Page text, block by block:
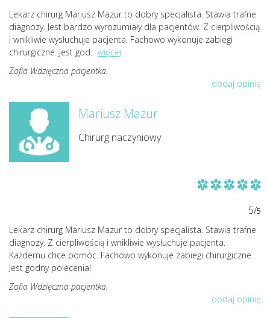
Lekarz chirurg Mariusz Mazur to dobry specjalista. Stawia trafne
diagnozy. Jest bardzo wyrozumiały dla pacjentów. Z cierpliwością
i wnikliwie wysłuchuje pacjenta. Fachowo wykonuje zabiegi
chirurgiczne. Jest god
więcej
Zofia Wdzięczna pacjentka.
dodaj opinię
Mariusz Mazur
Chirurg naczyniowy
5/5
Lekarz chirurg Mariusz Mazur to dobry specjalista. Stawia trafne
diagnozy. Z cierpliwością i wnikliwie wysłuchuje pacjenta.
Każdemu chce pomóc. Fachowo wykonuje zabiegi chirurgiczne.
Jest godny polecenia!
Zofia Wdzięczna pacjentka.
dodaj opinię